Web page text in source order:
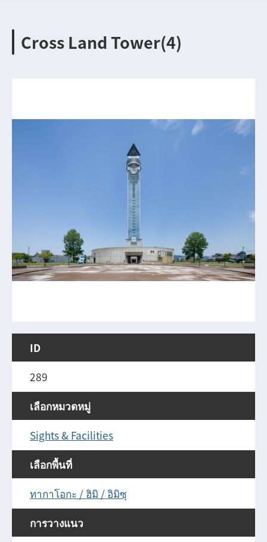
Cross Land Tower(4)
ID
289
เลือกหมวดหมู่
Sights & Facilities
เลือกพื้นที่
ทากาโอกะ / ฮิมิ / อิมิซุ
การวางแนว